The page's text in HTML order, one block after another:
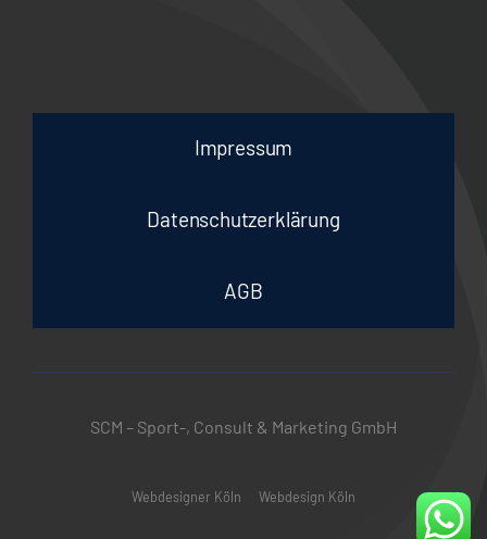
Impressum
Datenschutzerklärung
AGB
SCM – Sport-, Consult & Marketing GmbH
Webdesigner Köln Webdesign Köln